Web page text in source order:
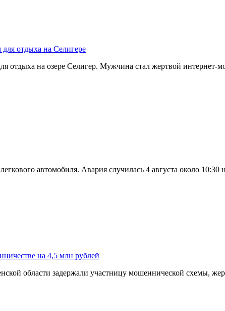
отдыха на Селигере
отдыха на озере Селигер. Мужчина стал жертвой
автомобиля. Авария случилась 4 августа около 10:30
на 4,5 млн рублей
области задержали участницу мошеннической схемы,